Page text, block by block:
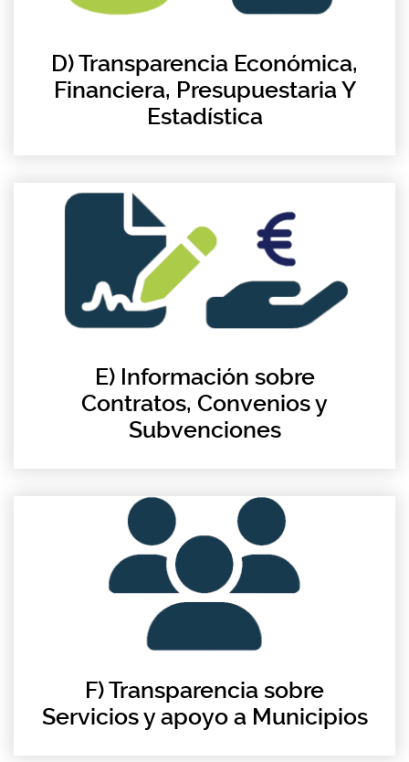
D) Transparencia Económica,
Financiera, Presupuestaria Y
Estadística
E) Información sobre
Contratos, Convenios y
Subvenciones
F) Transparencia sobre
Servicios y apoyo a Municipios